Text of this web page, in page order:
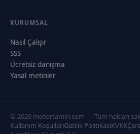
KURUMSAL
Nasıl Çalışır
SSS
Ücretsiz danışma
Yasal metinler
© 2026 motortamiri.com — Tüm hakları
Kullanım KoşullarıGizlilik PolitikasıKVKK